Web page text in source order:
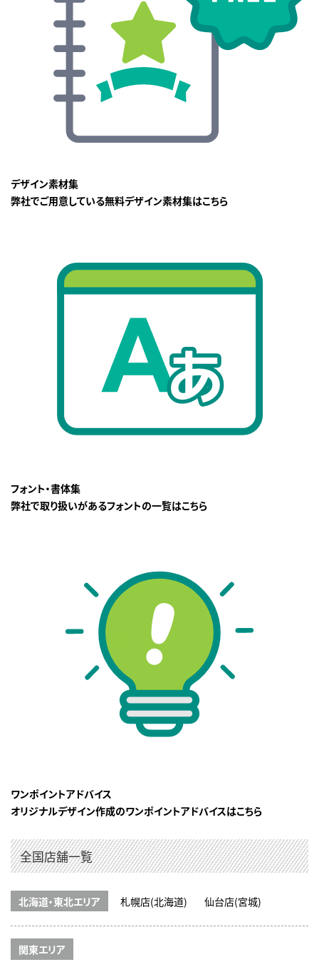
デザイン素材集
弊社でご用意している無料デザイン素材集はこちら
フォント・書体集
弊社で取り扱いがあるフォントの一覧はこちら
ワンポイントアドバイス
オリジナルデザイン作成のワンポイントアドバイスはこちら
全国店舗一覧
北海道・東北エリア 札幌店(北海道) 仙台店(宮城)
関東エリア